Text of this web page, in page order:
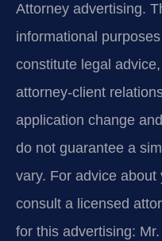
Attorney advertising.
informational
constitute legal
attorney-client
application change
do not guarantee a
vary. For advice
consult a licensed
for this advertising: